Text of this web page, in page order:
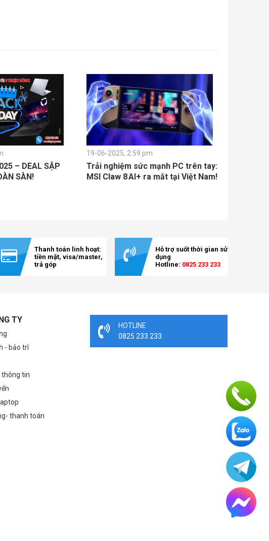
– DEAL SẬP
SÀN!
19-06-2025, 2:59 pm
Trải nghiệm sức mạnh PC trên tay:
MSI Claw 8 AI+ ra mắt tại Việt Nam!
Thanh toán linh hoạt:
tiền mặt, visa/master,
trả góp
Hỗ trợ suốt thời gian sử
dụng
Hotline: 0825 233 233
TY
- bảo trì
thông tin
thanh toán
HOTLINE
0825 233 233